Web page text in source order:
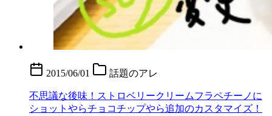
2015/06/01 話題のアレ
不思議な後味！ストロベリークリームフラペチーノに
ショットやらチョコチップやら追加のカスタマイズ！